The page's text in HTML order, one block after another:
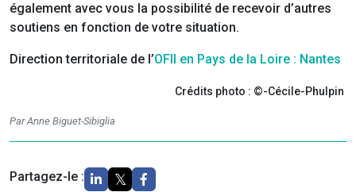
également avec vous la possibilité de recevoir d’autres
soutiens en fonction de votre situation.
Direction territoriale de l’OFII en Pays de la Loire : Nantes
Crédits photo : ©-Cécile-Phulpin
Par Anne Biguet-Sibiglia
Partagez-le :